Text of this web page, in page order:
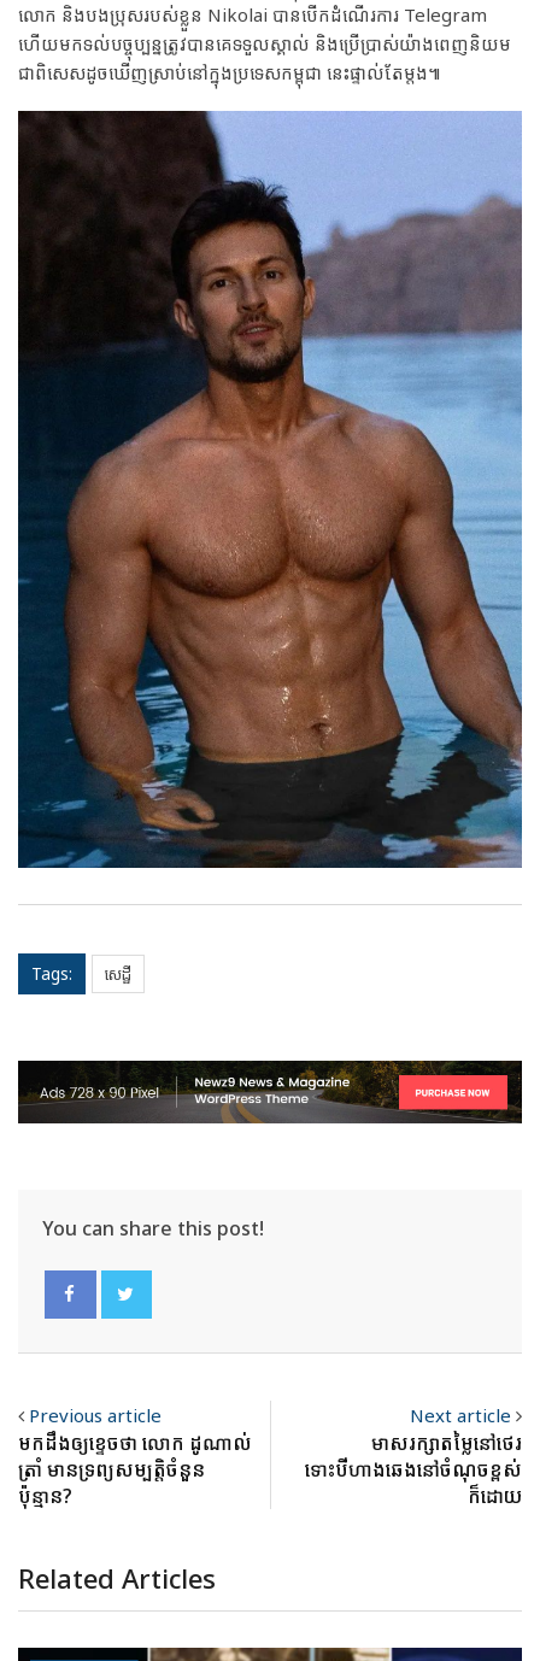
លោក និងបងប្រុសរបស់ខ្លួន Nikolai បានបើកដំណើរការ Telegram
ហើយមកទល់បច្ចុប្បន្នត្រូវបានគេទទួលស្គាល់ និងប្រើប្រាស់យ៉ាងពេញនិយម
ជាពិសេសដូចឃើញស្រាប់នៅក្នុងប្រទេសកម្ពុជា នេះផ្ទាល់តែម្តង៕
Tags: សេដ្ឋី
You can share this post!
Previous article
មកដឹងឲ្យខ្ទេចថា លោក ដូណាល់
ត្រាំ មានទ្រព្យសម្បត្តិចំនួន
ប៉ុន្មាន?
Next article
មាសរក្សាតម្លៃនៅថេរ
ទោះបីហាងឆេងនៅចំណុចខ្ពស់
ក៏ដោយ
Related Articles